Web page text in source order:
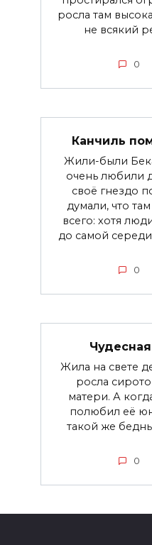
росла там
не всякий
0
Канчиль
Жили-были
очень любили
своё гнездо
думали, что
всего: хотя
до самой
0
Жила на свете
росла
матери. А
полюбил её
такой же
0